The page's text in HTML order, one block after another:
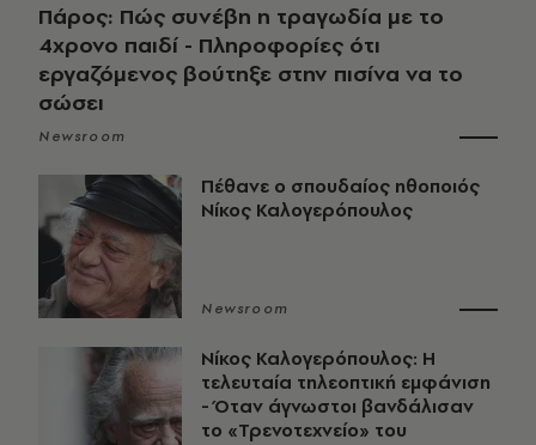
Πάρος: Πώς συνέβη η τραγωδία με το
4χρονο παιδί - Πληροφορίες ότι
εργαζόμενος βούτηξε στην πισίνα να το
σώσει
Newsroom
Πέθανε ο σπουδαίος ηθοποιός
Νίκος Καλογερόπουλος
Newsroom
Νίκος Καλογερόπουλος: Η
τελευταία τηλεοπτική εμφάνιση
- Όταν άγνωστοι βανδάλισαν
το «Τρενοτεχνείο» του